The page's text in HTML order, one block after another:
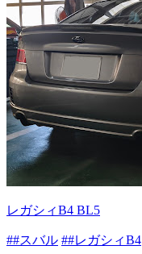
レガシィB4 BL5
##スバル ##レガシィB4